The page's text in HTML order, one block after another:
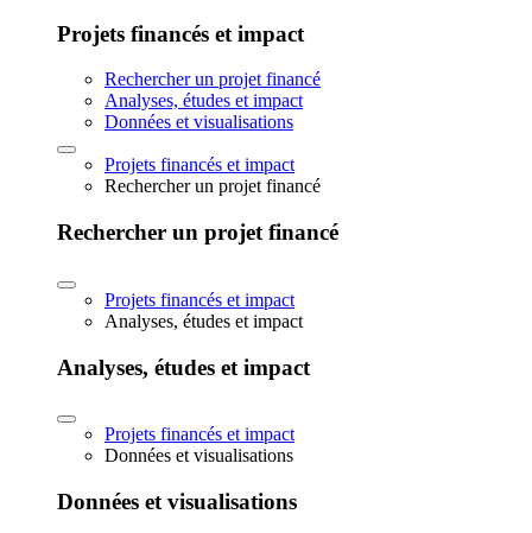
Projets financés et impact
Rechercher un projet financé
Analyses, études et impact
Données et visualisations
Projets financés et impact
Rechercher un projet financé
Rechercher un projet financé
Projets financés et impact
Analyses, études et impact
Analyses, études et impact
Projets financés et impact
Données et visualisations
Données et visualisations